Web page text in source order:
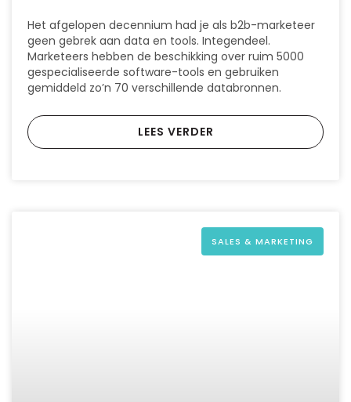
Het afgelopen decennium had je als b2b-marketeer
geen gebrek aan data en tools. Integendeel.
Marketeers hebben de beschikking over ruim 5000
gespecialiseerde software-tools en gebruiken
gemiddeld zo’n 70 verschillende databronnen.
LEES VERDER
SALES & MARKETING